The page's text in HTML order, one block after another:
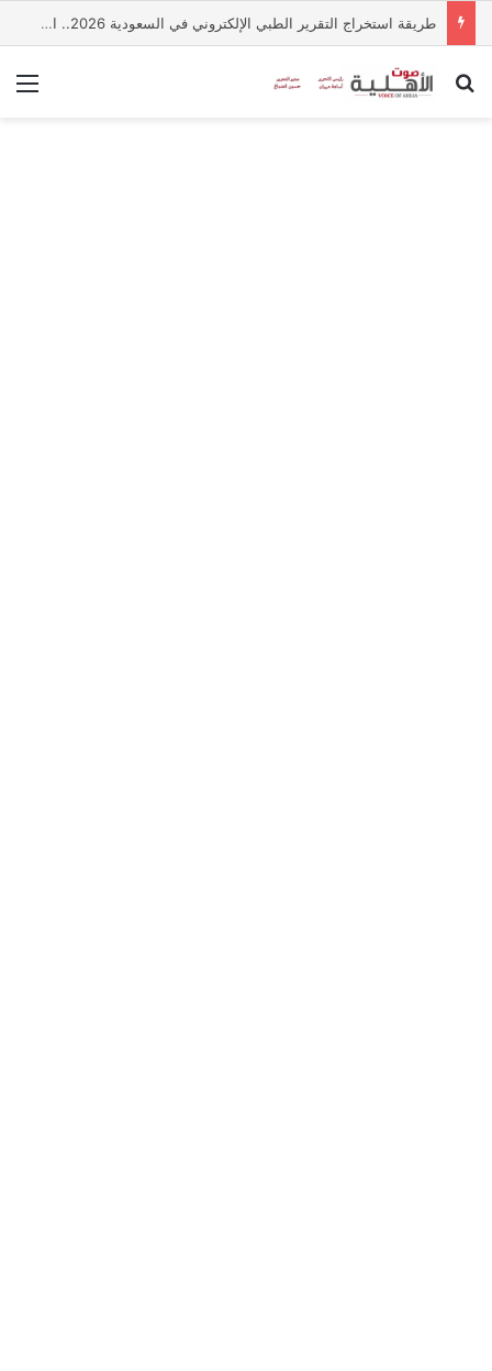
طريقة استخراج التقرير الطبي الإلكتروني في السعودية 2026.. الخطوات والشروط
بحث عن